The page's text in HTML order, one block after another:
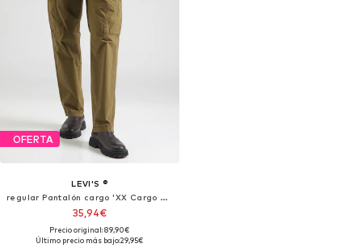
OFERTA
LEVI'S ®
regular Pantalón cargo 'XX Cargo Straight'
35,94€
Precio original: 89,90€
Último precio más bajo:29,95€